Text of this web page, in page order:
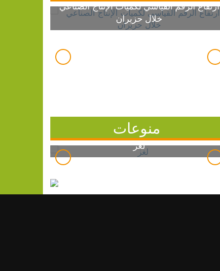
ارتفاع الرقم القياسي لكميات الإنتاج الصناعي
خلال حزيران
منوعات
لغز